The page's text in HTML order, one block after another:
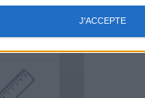
J'ACCEPTE